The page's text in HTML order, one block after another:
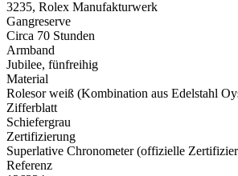
3235, Rolex Manufakturwerk
Gangreserve
Circa 70 Stunden
Armband
Jubilee, fünfreihig
Material
Rolesor weiß (Kombination aus Edelstahl
Zifferblatt
Schiefergrau
Zertifizierung
Superlative Chronometer (offizielle
Referenz